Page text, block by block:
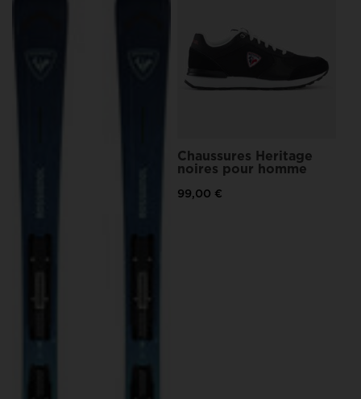
Chaussures Heritage
noires pour homme
99,00 €